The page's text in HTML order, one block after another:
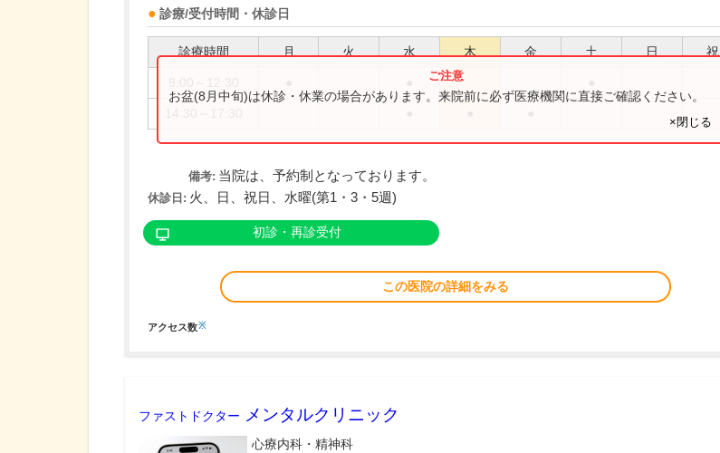
診療/受付時間・休診日
診療時間 月 火 水 木 金 土 日 祝
お盆(8月中旬)は休診・休業の場合があります。来院前に必ず医療機関に直接ご確認ください。
×閉じる
備考: 当院は、予約制となっております。
休診日: 火、日、祝日、水曜(第1・3・5週)
初診・再診受付
この医院の詳細をみる
アクセス数※
ファストドクター メンタルクリニック
心療内科・精神科